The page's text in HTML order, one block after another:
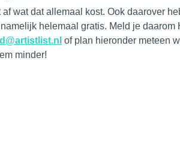
wat dat allemaal kost. Ook daarover
helemaal gratis. Meld je daarom
of plan hieronder meteen
minder!